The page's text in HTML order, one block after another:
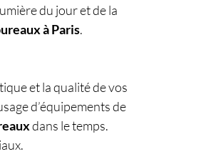
du jour et de la
à Paris.
et la qualité de vos
d’équipements de
dans le temps.